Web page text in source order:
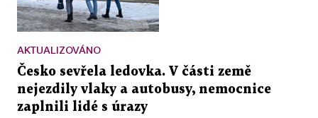
AKTUALIZOVÁNO
Česko sevřela ledovka. V části země
nejezdily vlaky a autobusy, nemocnice
zaplnili lidé s úrazy